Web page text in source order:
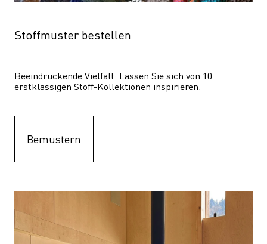
Stoffmuster bestellen
Beeindruckende Vielfalt: Lassen Sie sich von 10
erstklassigen Stoff-Kollektionen inspirieren.
Bemustern